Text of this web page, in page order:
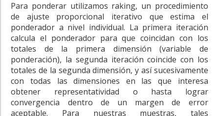
Para ponderar utilizamos raking, un procedimiento
de ajuste proporcional iterativo que estima el
ponderador a nivel individual. La primera iteración
calcula el ponderador para que coincidan con los
totales de la primera dimensión (variable de
ponderación), la segunda iteración coincide con los
totales de la segunda dimensión, y así sucesivamente
con todas las dimensiones en las que interesa
obtener representatividad o hasta lograr
convergencia dentro de un margen de error
aceptable. Para nuestras muestras, tales